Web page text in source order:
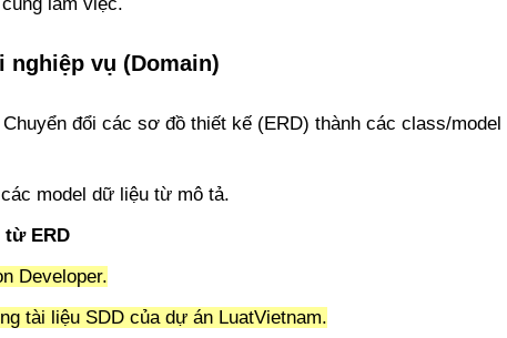
làm việc.
nghiệp vụ (Domain)
Chuyển đổi các sơ đồ thiết kế (ERD) thành các class/model
model dữ liệu từ mô tả.
từ ERD
Developer.
tài liệu SDD của dự án LuatVietnam.